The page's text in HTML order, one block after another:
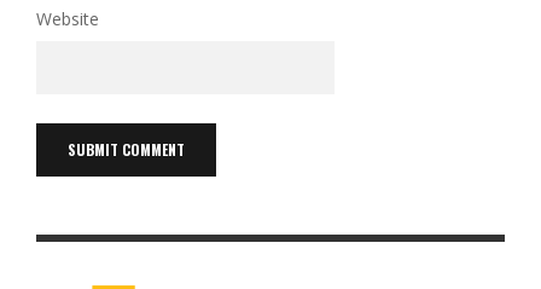
Website